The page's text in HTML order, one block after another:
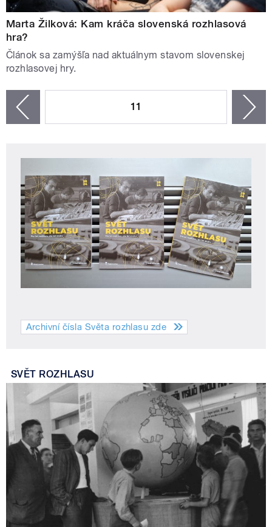
Marta Žilková: Kam kráča slovenská rozhlasová
hra?
Článok sa zamýšľa nad aktuálnym stavom slovenskej
rozhlasovej hry.
11
Archivní čísla Světa rozhlasu zde
SVĚT ROZHLASU